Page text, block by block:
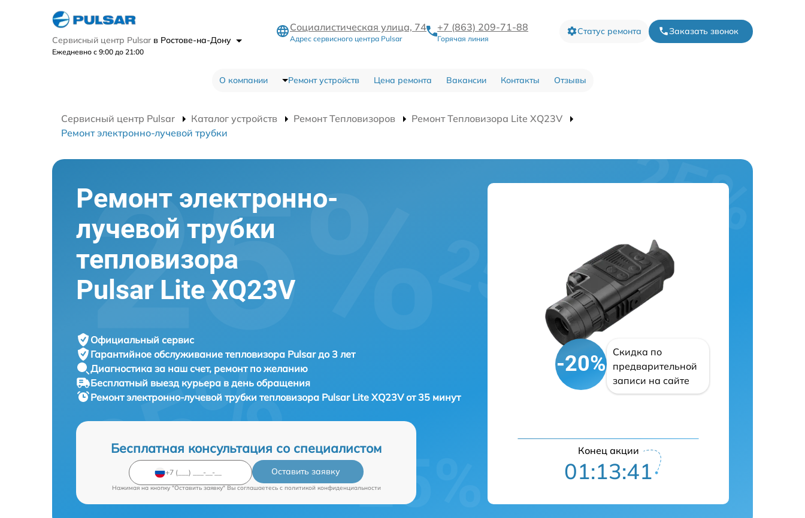
Сервисный центр Pulsar в Ростове-на-Дону
Ежедневно с 9:00 до 21:00
Социалистическая улица, 74
Адрес сервисного центра Pulsar
+7 (863) 209-71-88
Горячая линия
Статус ремонта Заказать звонок
О компании Ремонт устройств Цена ремонта Вакансии Контакты Отзывы
Сервисный центр Pulsar Каталог устройств Ремонт Тепловизоров
Ремонт Тепловизора Lite XQ23V
Ремонт электронно-лучевой трубки
Ремонт электронно-
лучевой трубки
тепловизора
Pulsar Lite XQ23V
Официальный сервис
Гарантийное обслуживание тепловизора Pulsar до 3 лет
Диагностика за наш счет, ремонт по желанию
Бесплатный выезд курьера в день обращения
Ремонт электронно-лучевой трубки тепловизора Pulsar Lite XQ23V от 35 минут
Бесплатная консультация со специалистом
Оставить заявку
Нажимая на кнопку "Оставить заявку" Вы соглашаетесь c политикой конфиденциальности
-20%
Скидка по
предварительной
записи на сайте
Конец акции
01:13:40